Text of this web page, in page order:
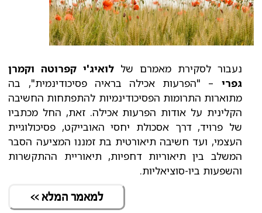
נעבור לסקירת מאמרם של לואיג'י קפרוטה וקמרן
גפרי – "הפרעות אכילה בראיה פסיכודינמית", בה
מתוארות התרומות הפסיכודינמיות להתפתחות החשיבה
הקלינית על אודות הפרעות אכילה. זאת, החל מכתביו
של פרויד, דרך אסכולת יחסי האובייקט, פסיכולוגיית
העצמי, ועד חשיבה תיאורטית בת זמננו המציעה הסבר
המשלב בין תיאוריות דחפיות, תיאוריית ההתקשרות
והשפעות ביו-סוציאליות.
למאמר המלא >>